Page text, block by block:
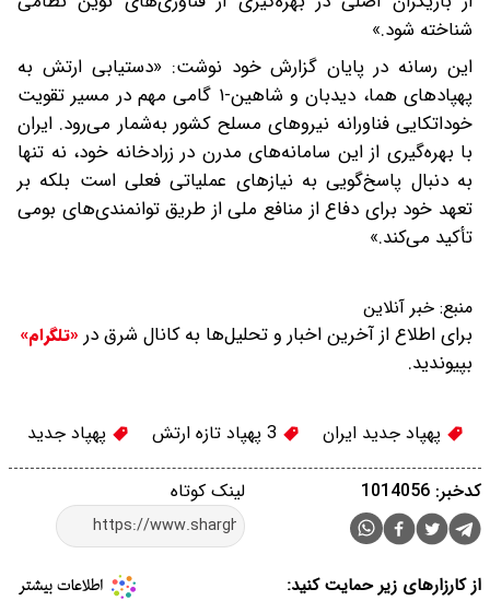
شناخته شود.»
این رسانه در پایان گزارش خود نوشت: «دستیابی ارتش به
پهپادهای هما، دیدبان و شاهین-۱ گامی مهم در مسیر تقویت
خوداتکایی فناورانه نیروهای مسلح کشور به‌شمار می‌رود. ایران
با بهره‌گیری از این سامانه‌های مدرن در زرادخانه خود، نه تنها
به دنبال پاسخ‌گویی به نیازهای عملیاتی فعلی است بلکه بر
تعهد خود برای دفاع از منافع ملی از طریق توانمندی‌های بومی
تأکید می‌کند.»
منبع: خبر آنلاین
برای اطلاع از آخرین اخبار و تحلیل‌ها به کانال شرق در «تلگرام»
بپیوندید.
پهپاد جدید ایران 3 پهپاد تازه ارتش پهپاد جدید
لینک کوتاه کدخبر: 1014056
از کارزارهای زیر حمایت کنید: